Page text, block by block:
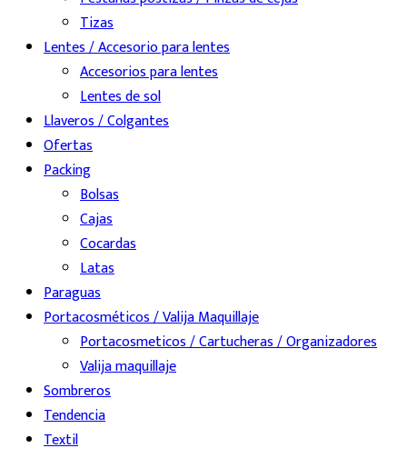
Tizas
Lentes / Accesorio para lentes
Accesorios para lentes
Lentes de sol
Llaveros / Colgantes
Ofertas
Packing
Bolsas
Cajas
Cocardas
Latas
Paraguas
Portacosméticos / Valija Maquillaje
Portacosmeticos / Cartucheras / Organizadores
Valija maquillaje
Sombreros
Tendencia
Textil